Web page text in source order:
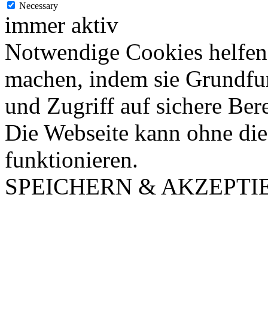
Necessary
immer aktiv
Notwendige Cookies
machen, indem sie
und Zugriff auf sichere
Die Webseite kann ohne
funktionieren.
SPEICHERN &